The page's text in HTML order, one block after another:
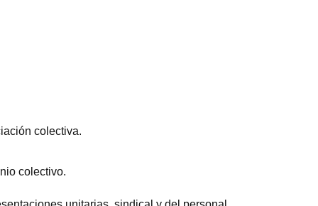
colectiva.
colectivo.